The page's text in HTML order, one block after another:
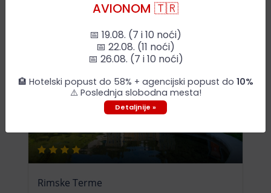
Rimske Terme
AVIONOM 🇹🇷
📅 19.08. (7 i 10 noći)
📅 22.08. (11 noći)
📅 26.08. (7 i 10 noći)
🏨 Hotelski popust do 58% + agencijski popust do 10%
⚠️ Poslednja slobodna mesta!
Detaljnije »